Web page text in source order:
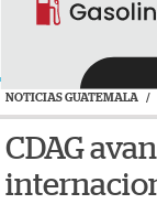
NOTICIAS GUATEMALA /
CDAG